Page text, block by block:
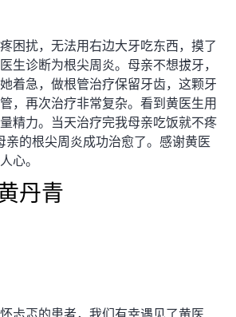
困扰，无法用右边大牙吃东西，摸了
生诊断为根尖周炎。母亲不想拔牙，
着急，做根管治疗保留牙齿，这颗牙
，再次治疗非常复杂。看到黄医生用
精力。当天治疗完我母亲吃饭就不疼
亲的根尖周炎成功治愈了。感谢黄医
心。
丹青
忐忑的患者，我们有幸遇见了黄医